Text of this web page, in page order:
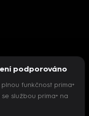
přehrávač
podporováno
funkčnost prima+
službou prima+ na